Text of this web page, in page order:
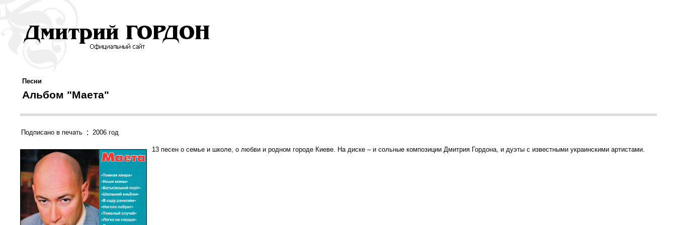
Песни
Альбом "Маета"
Подписано в печать : 2006 год
13 песен о семье и школе, о любви и родном городе Киеве. На диске – и сольные композиции Дмитрия Гордона, и дуэты с известными украинскими артистами.